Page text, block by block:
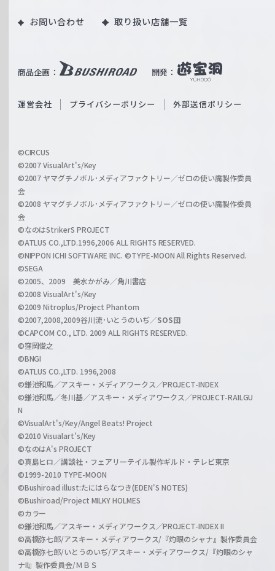
W
ß
c
a
r
z
商品企画： 開発：
u
b
O
i
l
h
a
n
l
お問い合わせ 取り扱い店舗一覧
運営会社 プライバシーポリシー 外部送信ポリシー
©CIRCUS
©2007 VisualArt's/Key
©2007 ヤマグチノボル･メディアファクトリー／ゼロの使い魔製作委員
会
©2008 ヤマグチノボル･メディアファクトリー／ゼロの使い魔製作委員
会
©なのはStrikerS PROJECT
©ATLUS CO.,LTD.1996,2006 ALL RIGHTS RESERVED.
©NIPPON ICHI SOFTWARE INC. ©TYPE-MOON All Rights Reserved.
©SEGA
©2005、2009 美水かがみ／角川書店
©2008 VisualArt's/Key
©2009 Nitroplus/Project Phantom
©2007,2008,2009谷川流･いとうのいぢ／SOS団
©CAPCOM CO., LTD. 2009 ALL RIGHTS RESERVED.
©窪岡俊之
©BNGI
©ATLUS CO.,LTD. 1996,2008
©鎌池和馬／アスキー・メディアワークス／PROJECT-INDEX
©鎌池和馬／冬川基／アスキー・メディアワークス／PROJECT-RAILGU
N
©VisualArt's/Key/Angel Beats! Project
©2010 Visualart's/Key
©なのはA's PROJECT
©真島ヒロ／講談社・フェアリーテイル製作ギルド・テレビ東京
©1999-2010 TYPE-MOON
©Bushiroad illust:たにはらなつき(EDEN'S NOTES)
©Bushiroad/Project MILKY HOLMES
©カラー
©鎌池和馬／アスキー・メディアワークス／PROJECT-INDEX II
©高橋弥七郎/アスキー・メディアワークス/『灼眼のシャナ』製作委員会
©高橋弥七郎/いとうのいぢ/アスキー・メディアワークス/『灼眼のシャ
ナII』製作委員会/ＭＢＳ